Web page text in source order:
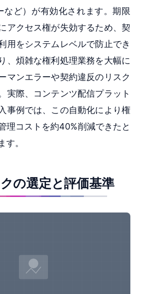
など）が有効化されます。期限
アクセス権が失効するため、契
用をシステムレベルで防止でき
、煩雑な権利処理業務を大幅に
マンエラーや契約違反のリスク
実際、コンテンツ配信プラット
事例では、この自動化により権
理コストを約40%削減できたと
す。
の選定と評価基準